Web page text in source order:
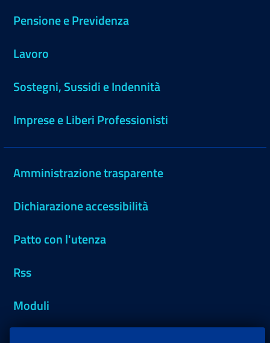
Pensione e Previdenza
Lavoro
Sostegni, Sussidi e Indennità
Imprese e Liberi Professionisti
Amministrazione trasparente
Dichiarazione accessibilità
Patto con l'utenza
Rss
Moduli